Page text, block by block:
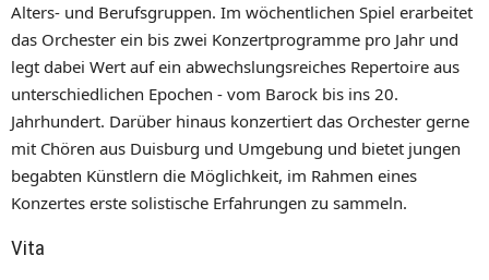
Alters- und Berufsgruppen. Im wöchentlichen Spiel erarbeitet
das Orchester ein bis zwei Konzertprogramme pro Jahr und
legt dabei Wert auf ein abwechslungsreiches Repertoire aus
unterschiedlichen Epochen - vom Barock bis ins 20.
Jahrhundert. Darüber hinaus konzertiert das Orchester gerne
mit Chören aus Duisburg und Umgebung und bietet jungen
begabten Künstlern die Möglichkeit, im Rahmen eines
Konzertes erste solistische Erfahrungen zu sammeln.
Vita